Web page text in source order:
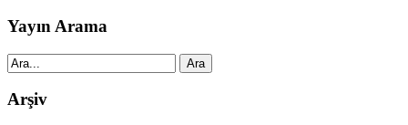
Yayın Arama
Ara
Arşiv